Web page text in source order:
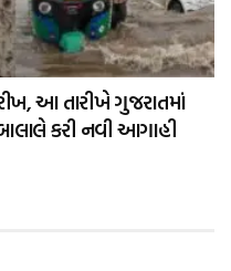
આ તારીખે ગુજરાતમાં
કરી નવી આગાહી